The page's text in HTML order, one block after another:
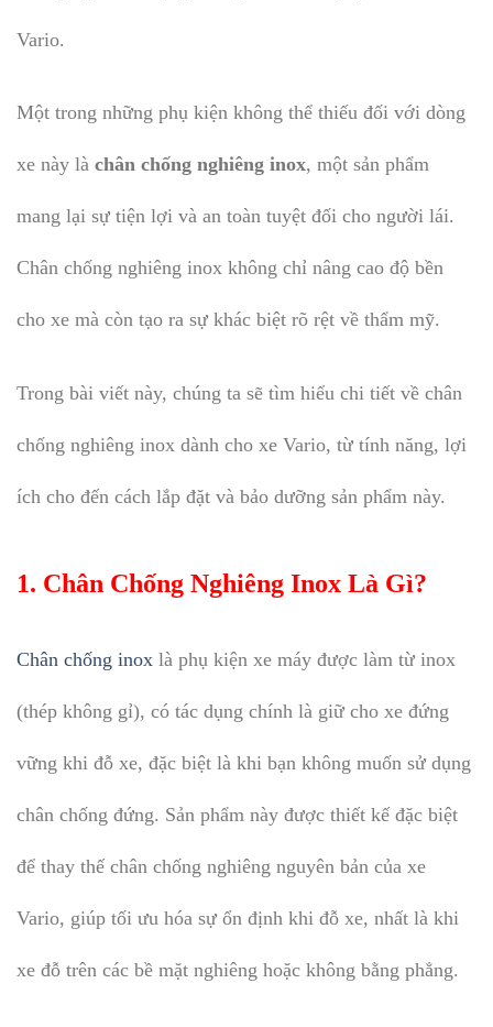
Vario.
Một trong những phụ kiện không thể thiếu đối với dòng
xe này là chân chống nghiêng inox, một sản phẩm
mang lại sự tiện lợi và an toàn tuyệt đối cho người lái.
Chân chống nghiêng inox không chỉ nâng cao độ bền
cho xe mà còn tạo ra sự khác biệt rõ rệt về thẩm mỹ.
Trong bài viết này, chúng ta sẽ tìm hiểu chi tiết về chân
chống nghiêng inox dành cho xe Vario, từ tính năng, lợi
ích cho đến cách lắp đặt và bảo dưỡng sản phẩm này.
1. Chân Chống Nghiêng Inox Là Gì?
Chân chống inox là phụ kiện xe máy được làm từ inox
(thép không gỉ), có tác dụng chính là giữ cho xe đứng
vững khi đỗ xe, đặc biệt là khi bạn không muốn sử dụng
chân chống đứng. Sản phẩm này được thiết kế đặc biệt
để thay thế chân chống nghiêng nguyên bản của xe
Vario, giúp tối ưu hóa sự ổn định khi đỗ xe, nhất là khi
xe đỗ trên các bề mặt nghiêng hoặc không bằng phẳng.